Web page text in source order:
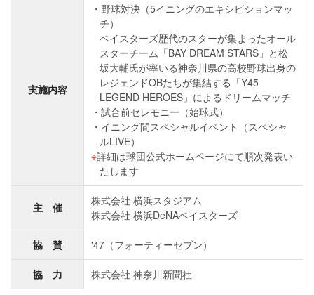
実施内容
野球対決（5イニングのエキシビションマッ
チ）
ベイスターズ歴代のスターが集まったオール
スターチーム「BAY DREAM STARS」と松
坂大輔氏が率いる神奈川県の高校野球出身の
レジェンドOBたちが集結する「Y45
LEGEND HEROES」によるドリームマッチ
試合前セレモニー（始球式）
イニング間スペシャルイベント（スペシャ
ルLIVE）
詳細は球団公式ホームページにて順次発表い
たします
主 催
株式会社 横浜スタジアム
株式会社 横浜DeNAベイスターズ
協 賛 '47（フォーティーセブン）
協 力 株式会社 神奈川新聞社